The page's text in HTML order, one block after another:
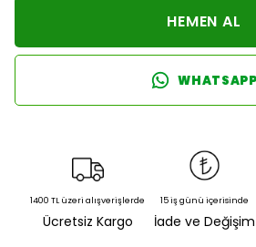
HEMEN AL
WHATSAPP
1400 TL üzeri alışverişlerde
Ücretsiz Kargo
15 iş günü içerisinde
İade ve Değişim